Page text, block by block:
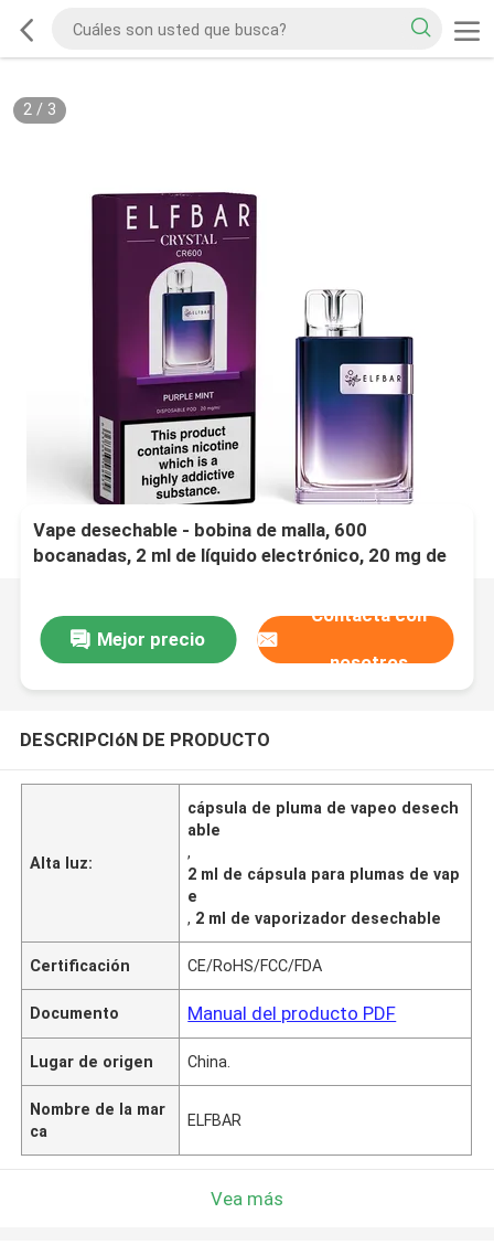
2/ 3
Vape desechable - bobina de malla, 600
bocanadas, 2 ml de líquido electrónico, 20 mg de
Mejor precio
Contacta con
nosotros
DESCRIPCIóN DE PRODUCTO
Alta luz:
cápsula de pluma de vapeo desech
able
,
2 ml de cápsula para plumas de vap
e
, 2 ml de vaporizador desechable
Certificación CE/RoHS/FCC/FDA
Documento Manual del producto PDF
Lugar de origen China.
Nombre de la mar
ca
ELFBAR
Vea más